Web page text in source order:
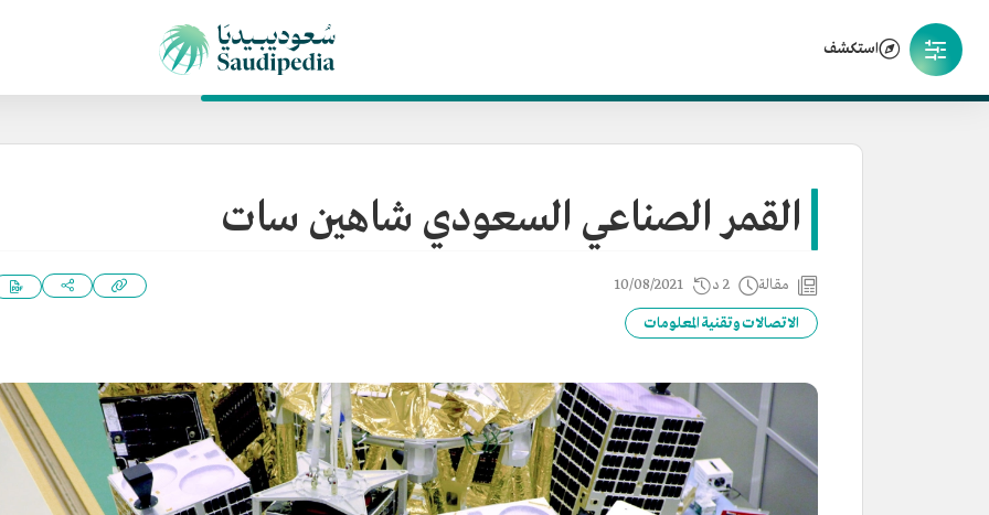
استكشف
القمر الصناعي السعودي شاهين سات
مقالة 2 د 10/08/2021
الاتصالات وتقنية المعلومات